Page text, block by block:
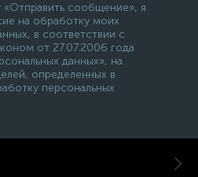
сообщение», я
на обработку моих
в соответствии с
от 27.07.2006 года
данных», на
определенных в
персональных